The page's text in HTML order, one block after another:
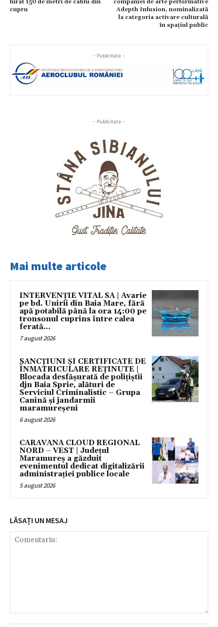
furat 150 de metri de cablu din
cupru
companiei de arte performative
Adepth Infusion, nominalizată
la categoria activare culturală
în spațiul public
- Publicitate -
- Publicitate -
Mai multe articole
INTERVENȚIE VITAL SA | Avarie
pe bd. Unirii din Baia Mare, fără
apă potabilă până la ora 14:00 pe
tronsonul cuprins între calea
ferată...
7 august 2026
SANCȚIUNI ȘI CERTIFICATE DE
ÎNMATRICULARE REȚINUTE |
Blocada desfășurată de polițiștii
djn Baia Sprie, alături de
Serviciul Criminalistic – Grupa
Canină și jandarmii
maramureșeni
6 august 2026
CARAVANA CLOUD REGIONAL
NORD – VEST | Județul
Maramureș a găzduit
evenimentul dedicat digitalizării
administrației publice locale
5 august 2026
LĂSAȚI UN MESAJ